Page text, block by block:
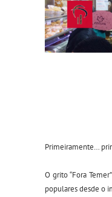
Primeiramente…
O grito “Fora
populares desde o